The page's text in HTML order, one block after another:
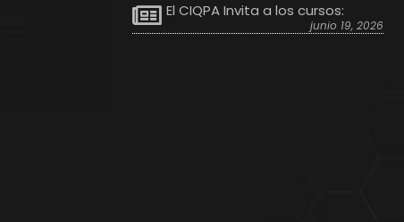
El CIQPA Invita a los cursos:
junio 19, 2026